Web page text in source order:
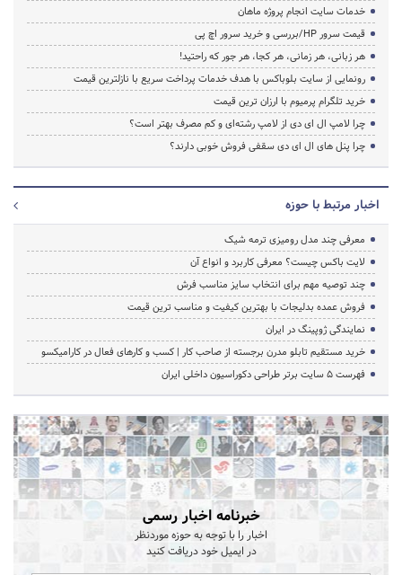
خدمات سایت انجام پروژه ماهان
قیمت سرور HP/بررسی و خرید سرور اچ پی
هر زبانی، هر زمانی، هر کجا، هر جور که راحتید!
رونمایی از سایت بلوباکس با هدف خدمات پرداخت سریع با نازلترین قیمت
خرید تلگرام پرمیوم با ارزان ترین قیمت
چرا لامپ ال ای دی از لامپ رشته‌ای و کم مصرف بهتر است؟
چرا پنل های ال ای دی سقفی فروش خوبی دارند؟
اخبار مرتبط با حوزه
معرفی چند مدل رومیزی ترمه شیک
لایت باکس چیست؟ معرفی کاربرد و انواع آن
چند توصیه مهم برای انتخاب سایز مناسب فرش
فروش عمده بدلیجات با بهترین کیفیت و مناسب ترین قیمت
نمایندگی ژوپینگ در ایران
خرید مستقیم تابلو مدرن برجسته از صاحب کار | کسب و کارهای فعال در کارامیکسو
فهرست 5 سایت برتر طراحی دکوراسیون داخلی ایران
خبرنامه اخبار رسمی
اخبار را با توجه به حوزه موردنظر
در ایمیل خود دریافت کنید